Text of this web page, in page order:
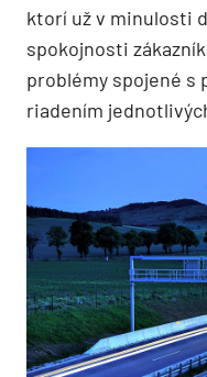
ktorí už v minulosti
spokojnosti
problémy spojené s
riadením